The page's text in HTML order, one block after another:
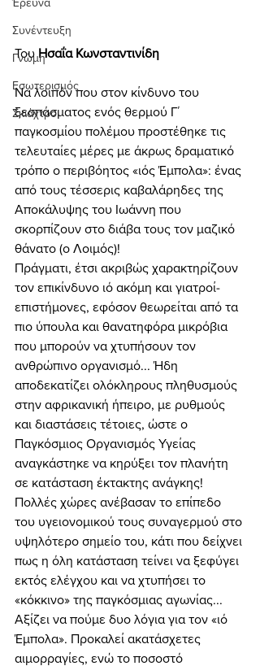
Συνέντευξη
Γνώμη
Εσωτερισμός
Σκιάχτρο
Του Ησαΐα Κωνσταντινίδη
Να λοιπόν που στον κίνδυνο του
ξεσπάσματος ενός θερμού Γ΄
παγκοσμίου πολέμου προστέθηκε τις
τελευταίες μέρες με άκρως δραματικό
τρόπο ο περιβόητος «ιός Έμπολα»: ένας
από τους τέσσερις καβαλάρηδες της
Αποκάλυψης του Ιωάννη που
σκορπίζουν στο διάβα τους τον μαζικό
θάνατο (ο Λοιμός)!
Πράγματι, έτσι ακριβώς χαρακτηρίζουν
τον επικίνδυνο ιό ακόμη και γιατροί-
επιστήμονες, εφόσον θεωρείται από τα
πιο ύπουλα και θανατηφόρα μικρόβια
που μπορούν να χτυπήσουν τον
ανθρώπινο οργανισμό... Ήδη
αποδεκατίζει ολόκληρους πληθυσμούς
στην αφρικανική ήπειρο, με ρυθμούς
και διαστάσεις τέτοιες, ώστε ο
Παγκόσμιος Οργανισμός Υγείας
αναγκάστηκε να κηρύξει τον πλανήτη
σε κατάσταση έκτακτης ανάγκης!
Πολλές χώρες ανέβασαν το επίπεδο
του υγειονομικού τους συναγερμού στο
υψηλότερο σημείο του, κάτι που δείχνει
πως η όλη κατάσταση τείνει να ξεφύγει
εκτός ελέγχου και να χτυπήσει το
«κόκκινο» της παγκόσμιας αγωνίας...
Αξίζει να πούμε δυο λόγια για τον «ιό
Έμπολα». Προκαλεί ακατάσχετες
αιμορραγίες, ενώ το ποσοστό